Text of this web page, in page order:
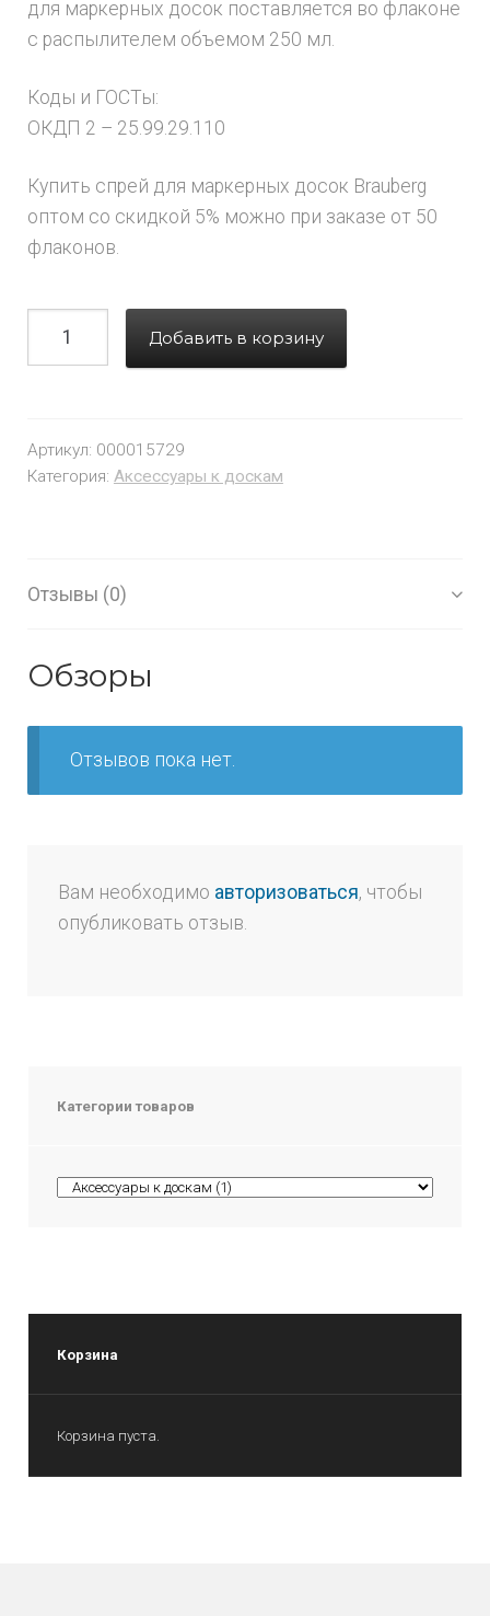
для маркерных досок поставляется во флаконе
с распылителем объемом 250 мл.
Коды и ГОСТы:
ОКДП 2 – 25.99.29.110
Купить спрей для маркерных досок Brauberg
оптом со скидкой 5% можно при заказе от 50
флаконов.
Добавить в корзину
Артикул: 000015729
Категория: Аксессуары к доскам
Отзывы (0)
Обзоры
Отзывов пока нет.
Вам необходимо авторизоваться, чтобы
опубликовать отзыв.
Категории товаров
Корзина
Корзина пуста.